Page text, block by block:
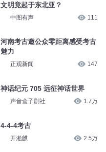
文明竟起于东北亚？
中图有声 111
河南考古邀公众零距离感受考古
魅力
正观新闻 147
神话纪元 705 远征神话世界
声音盒子剧社 1.7万
4-4-4考古
开淞麒 2.5万